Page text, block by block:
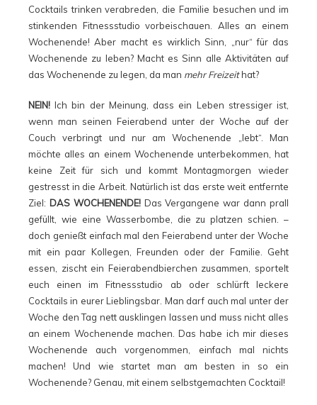
Cocktails trinken verabreden, die Familie besuchen und im
stinkenden Fitnessstudio vorbeischauen. Alles an einem
Wochenende! Aber macht es wirklich Sinn, „nur“ für das
Wochenende zu leben? Macht es Sinn alle Aktivitäten auf
das Wochenende zu legen, da man mehr Freizeithat?
NEIN! Ich bin der Meinung, dass ein Leben stressiger ist,
wenn man seinen Feierabend unter der Woche auf der
Couch verbringt und nur am Wochenende „lebt“. Man
möchte alles an einem Wochenende unterbekommen, hat
keine Zeit für sich und kommt Montagmorgen wieder
gestresst in die Arbeit. Natürlich ist das erste weit entfernte
Ziel: DAS WOCHENENDE!Das Vergangene war dann prall
gefüllt, wie eine Wasserbombe, die zu platzen schien. –
doch genießt einfach mal den Feierabend unter der Woche
mit ein paar Kollegen, Freunden oder der Familie. Geht
essen, zischt ein Feierabendbierchen zusammen, sportelt
euch einen im Fitnessstudio ab oder schlürft leckere
Cocktails in eurer Lieblingsbar. Man darf auch mal unter der
Woche den Tag nett ausklingen lassen und muss nicht alles
an einem Wochenende machen. Das habe ich mir dieses
Wochenende auch vorgenommen, einfach mal nichts
machen! Und wie startet man am besten in so ein
Wochenende? Genau, mit einem selbstgemachten Cocktail!